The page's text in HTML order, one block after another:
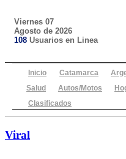
Viernes 07
Agosto de 2026
108 Usuarios en Linea
Inicio Catamarca
Salud
Autos/Motos
Clasificados
Viral